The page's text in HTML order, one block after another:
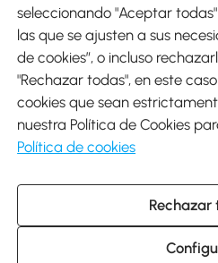
Descargar Aosom App
931 29 45 12 (L-V
C/ Roc Gros, nº 15. 08550 Els
seleccionando "Aceptar
las que se ajusten a sus
de cookies”, o incluso
"Rechazar todas", en este
cookies que sean
nuestra Política de Cookies
Política de cookies
Rechazar